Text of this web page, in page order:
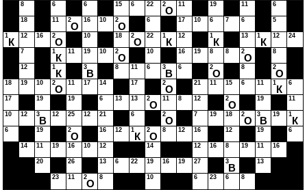
8 6 6 15 6 22 2
О
11 19 11 6
18 11 2
О
16 10 2
О
6 17 10 6 7 6 5
1
К
12 16 2
О
10 18 2
О
22 1
К
12 1
К
13 1
К
12 24
7 1
К
11 19 10 2
О
10 16 19 8 8 2
О
8
12 1
К
3
В
8 11 6 3
В
6 2
О
8 2
О
18 19 10 2
О
11 17 14 17 2
О
21 11 15 6 11 1
К
6
17 19 19 6 13 13 2
О
11 8 12 2
О
19 11
10 12 3
В
12 25 12 21 6 2
О
7 19 18 2
О
3
В
19 1
К
6 19 2
О
16 12 1
К
2
О
8 12 16 12 19 6
14 11 19 16 10 12 14 12 16 8 19 11 16
20 26 13 6 22 19 16 19 27 3
В
13
23 11 2
О
8 10 6 23 6 8